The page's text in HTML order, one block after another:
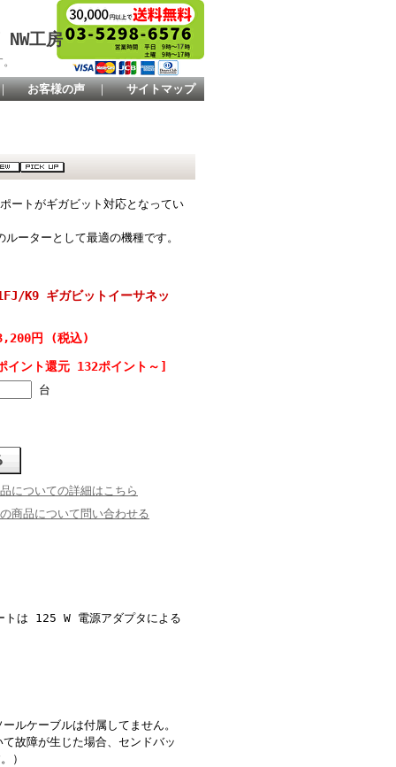
工房
お客様の声 ｜ サイトマップ
ートがギガビット対応となってい
ーターとして最適の機種です。
K9 ギガビットイーサネッ
円 (税込)
イント還元 132ポイント～]
台
についての詳細はこちら
の商品について問い合わせる
は 125 W 電源アダプタによる
ルケーブルは付属してません。
故障が生じた場合、センドバッ
）